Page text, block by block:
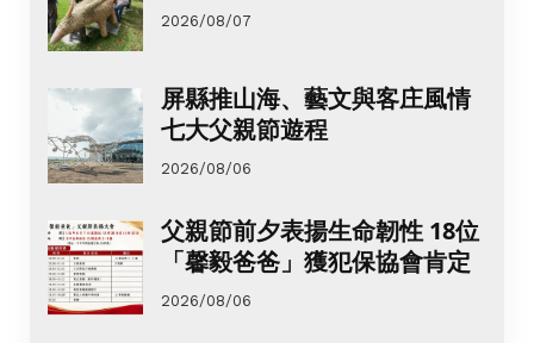
2026/08/07
屏縣推山海、藝文與客庄風情
七大父親節遊程
2026/08/06
父親節前夕表揚生命韌性 18位
「馨毅爸爸」獲犯保協會肯定
2026/08/06